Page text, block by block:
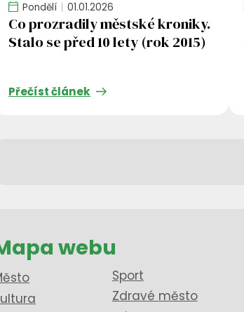
Pondělí 01.01.2026
Co prozradily městské kroniky.
Stalo se před 10 lety (rok 2015)
Přečíst článek
webu
Sport
Zdravé město